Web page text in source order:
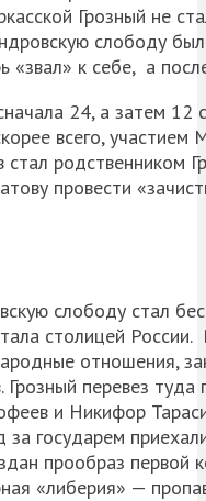
Грозный не
слободу
«звал» к себе, а
24, а затем
всего,
стал родственником
провести
слободу стал
столицей
отношения,
Грозный перевез
и Никифор
за государем
прообраз первой
«либерия» —